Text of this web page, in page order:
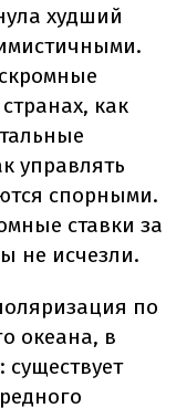
худший
как
управлять
спорными.
ставки за
не исчезли.
по
океана, в